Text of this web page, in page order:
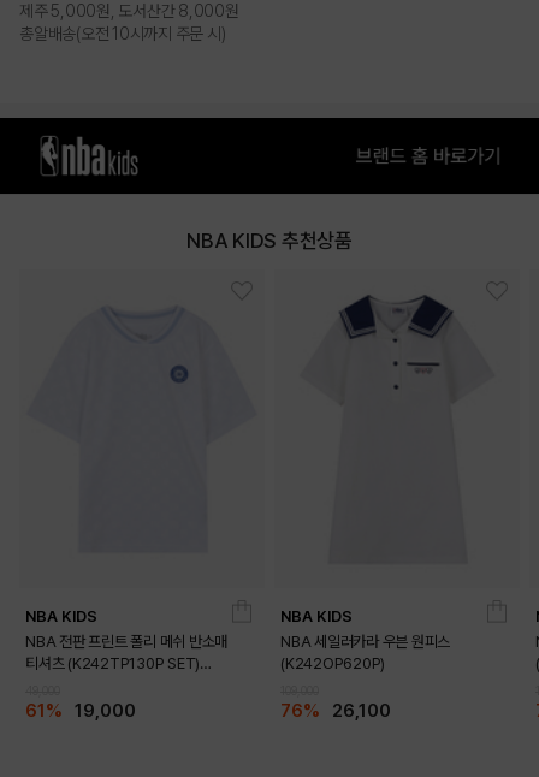
DETAILS
제주 5,000원, 도서산간 8,000원
총알배송(오전 10시까지 주문 시)
NBA KIDS 추천상품
NBA KIDS
NBA 전판 프린트 폴리 메쉬 반소매
티셔츠 (K242TP130P SET)
61% 19,000
NBA KIDS
NBA 세일러카라 우븐 원피스
(K242OP620P)
76% 26,100